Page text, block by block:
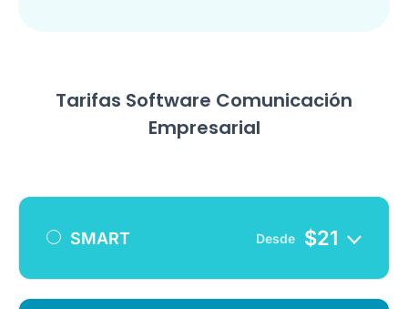
Tarifas Software Comunicación
Empresarial
SMART Desde $21